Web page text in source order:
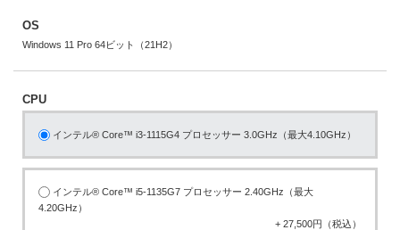
OS
Windows 11 Pro 64ビット（21H2）
CPU
インテル® Core™ i3-1115G4 プロセッサー 3.0GHz（最大4.10GHz）
インテル® Core™ i5-1135G7 プロセッサー 2.40GHz（最大
4.20GHz）
+ 27,500円（税込）